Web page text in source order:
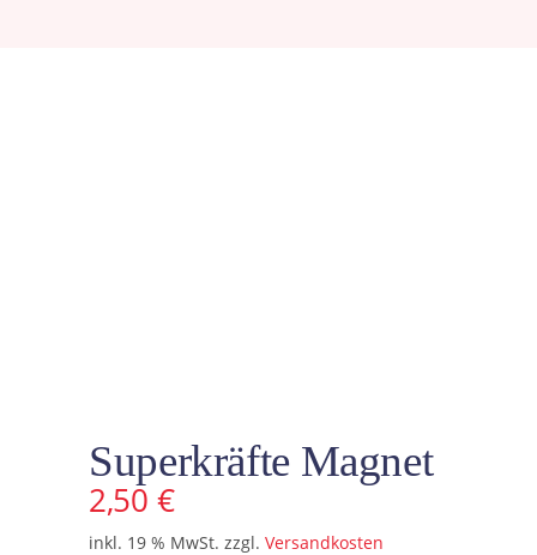
Superkräfte Magnet
2,50 €
inkl. 19 % MwSt. zzgl. Versandkosten